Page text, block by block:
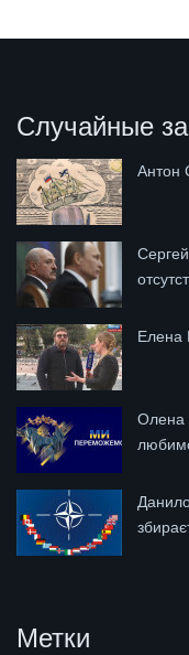
Случайные
Антон
Елена
Олена
Метки